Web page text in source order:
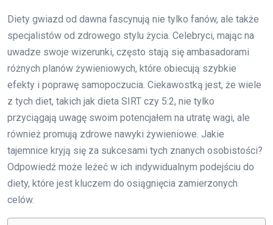
Diety gwiazd od dawna fascynują nie tylko fanów, ale także
specjalistów od zdrowego stylu życia. Celebryci, mając na
uwadze swoje wizerunki, często stają się ambasadorami
różnych planów żywieniowych, które obiecują szybkie
efekty i poprawę samopoczucia. Ciekawostką jest, że wiele
z tych diet, takich jak dieta SIRT czy 5:2, nie tylko
przyciągają uwagę swoim potencjałem na utratę wagi, ale
również promują zdrowe nawyki żywieniowe. Jakie
tajemnice kryją się za sukcesami tych znanych osobistości?
Odpowiedź może leżeć w ich indywidualnym podejściu do
diety, które jest kluczem do osiągnięcia zamierzonych
celów.